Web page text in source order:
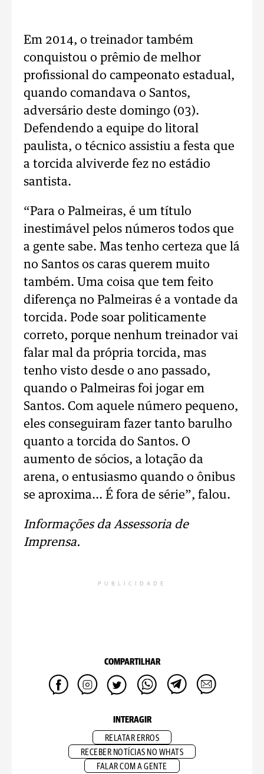
Em 2014, o treinador também
conquistou o prêmio de melhor
profissional do campeonato estadual,
quando comandava o Santos,
adversário deste domingo (03).
Defendendo a equipe do litoral
paulista, o técnico assistiu a festa que
a torcida alviverde fez no estádio
santista.
“Para o Palmeiras, é um título
inestimável pelos números todos que
a gente sabe. Mas tenho certeza que lá
no Santos os caras querem muito
também. Uma coisa que tem feito
diferença no Palmeiras é a vontade da
torcida. Pode soar politicamente
correto, porque nenhum treinador vai
falar mal da própria torcida, mas
tenho visto desde o ano passado,
quando o Palmeiras foi jogar em
Santos. Com aquele número pequeno,
eles conseguiram fazer tanto barulho
quanto a torcida do Santos. O
aumento de sócios, a lotação da
arena, o entusiasmo quando o ônibus
se aproxima... É fora de série”, falou.
Informações da Assessoria de
Imprensa.
PUBLICIDADE
COMPARTILHAR
INTERAGIR
RELATAR ERROS
RECEBER NOTÍCIAS NO WHATS
FALAR COM A GENTE